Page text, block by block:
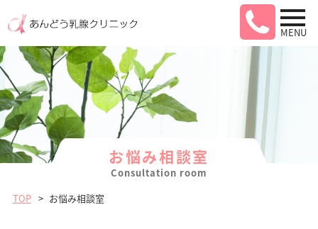
MENU
お悩み相談室
Consultation room
TOP
お悩み相談室